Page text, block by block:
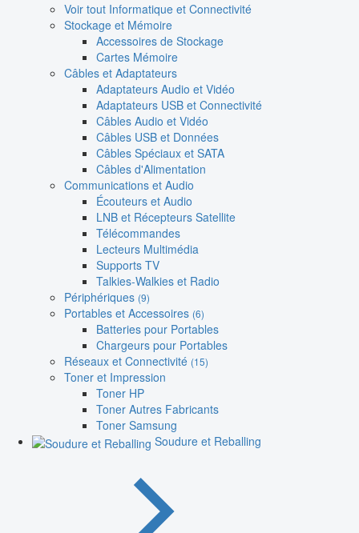
Voir tout Informatique et Connectivité
Stockage et Mémoire
Accessoires de Stockage
Cartes Mémoire
Câbles et Adaptateurs
Adaptateurs Audio et Vidéo
Adaptateurs USB et Connectivité
Câbles Audio et Vidéo
Câbles USB et Données
Câbles Spéciaux et SATA
Câbles d'Alimentation
Communications et Audio
Écouteurs et Audio
LNB et Récepteurs Satellite
Télécommandes
Lecteurs Multimédia
Supports TV
Talkies-Walkies et Radio
Périphériques (9)
Portables et Accessoires (6)
Batteries pour Portables
Chargeurs pour Portables
Réseaux et Connectivité (15)
Toner et Impression
Toner HP
Toner Autres Fabricants
Toner Samsung
Soudure et Reballing